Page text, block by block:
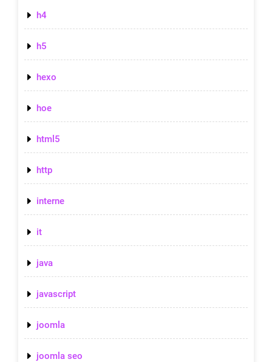
h4
h5
hexo
hoe
html5
http
interne
it
java
javascript
joomla
joomla seo